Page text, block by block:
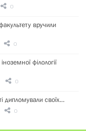
0
вручили
0
філології
0
дипломували своїх…
0